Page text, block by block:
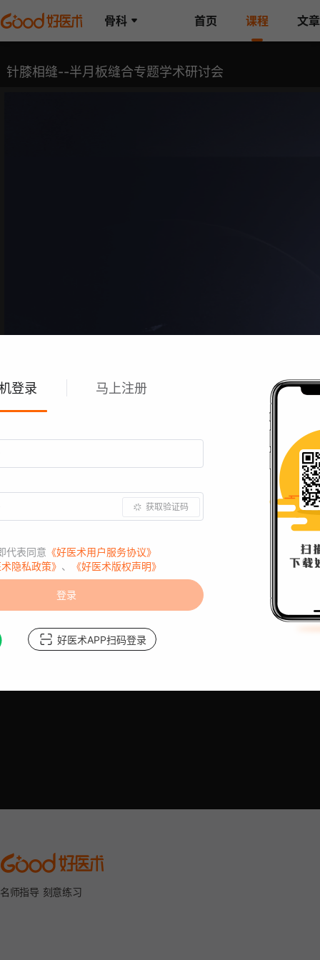
登录 马上注册
获取验证码
代表同意 《好医术用户服务协议》
隐私政策》 、 《好医术版权声明》
登录
好医术APP扫码登录
骨科 首页 课程 文章
针膝相缝--半月板缝合专题学术研讨会
给个评价吧：
名师指导 刻意练习